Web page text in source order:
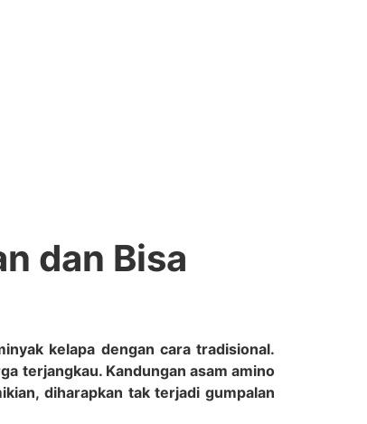
dan Bisa
kelapa dengan cara tradisional.
terjangkau. Kandungan asam amino
diharapkan tak terjadi gumpalan